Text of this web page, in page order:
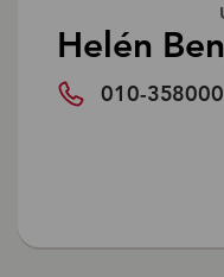
Helén
010-